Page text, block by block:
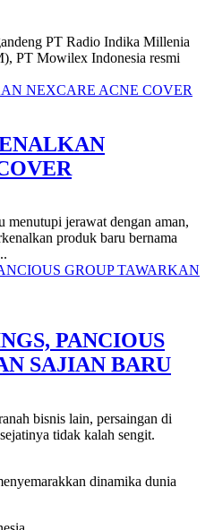
PT Radio Indika Millenia
PT Mowilex Indonesia resmi
jerawat dengan aman,
produk baru bernama
PANCIOUS
SAJIAN BARU
bisnis lain, persaingan di
tidak kalah sengit.
dinamika dunia